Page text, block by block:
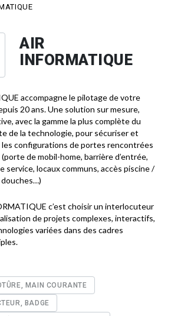
AIR
INFORMATIQUE
accompagne le pilotage de votre
20 ans. Une solution sur mesure,
avec la gamme la plus complète du
de la technologie, pour sécuriser et
configurations de portes rencontrées
de mobil-home, barrière d’entrée,
service, locaux communs, accès piscine /
douches…)
c’est choisir un interlocuteur
de projets complexes, interactifs,
variées dans des cadres
MAIN COURANTE
BADGE